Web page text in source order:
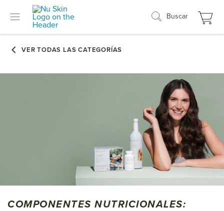
Buscar
COMPONENTES NUTRICIONALES: